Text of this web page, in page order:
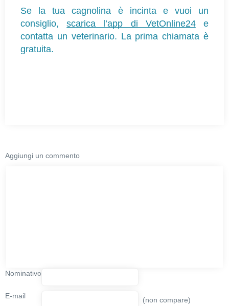
Se la tua cagnolina è incinta e vuoi un
consiglio, scarica l’app di VetOnline24 e
contatta un veterinario. La prima chiamata è
gratuita.
Aggiungi un commento
Nominativo
E-mail (non compare)